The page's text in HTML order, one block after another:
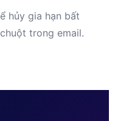
hủy gia hạn bất
trong email.